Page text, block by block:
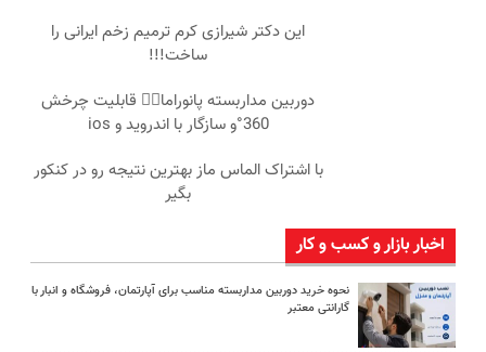
این دکتر شیرازی کرم ترمیم زخم ایرانی را
ساخت!!!
دوربین مداربسته پانوراما👈🏻 قابلیت چرخش
360°و سازگار با اندروید و ios
با اشتراک الماس ماز بهترین نتیجه رو در کنکور
بگیر
اخبار بازار و کسب و کار
نحوه خرید دوربین مداربسته مناسب برای آپارتمان، فروشگاه و انبار با
گارانتی معتبر